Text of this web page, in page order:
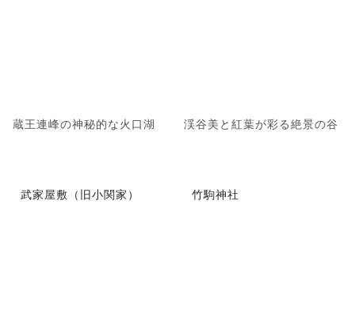
蔵王連峰の神秘的な火口湖 渓谷美と紅葉が彩る絶景の谷
武家屋敷（旧小関家） 竹駒神社